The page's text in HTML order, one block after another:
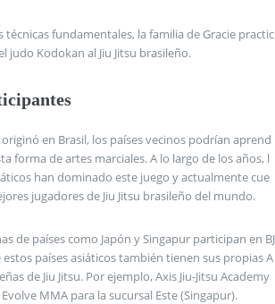
técnicas fundamentales, la familia de Gracie practic
judo Kodokan al Jiu Jitsu brasileño.
originó en Brasil, los países vecinos podrían aprend
forma de artes marciales. A lo largo de los años, l
han dominado este juego y actualmente cue
jugadores de Jiu Jitsu brasileño del mundo.
de países como Japón y Singapur participan en BJ
estos países asiáticos también tienen sus propias A
de Jiu Jitsu. Por ejemplo, Axis Jiu-Jitsu Academy
MMA para la sucursal Este (Singapur).